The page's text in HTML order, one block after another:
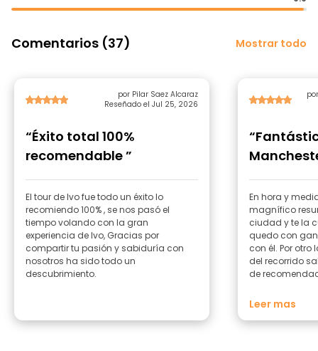
Comentarios (37) Mostrar todo
por Pilar Saez Alcaraz
Reseñado el Jul 25, 2026
“Éxito total 100%
recomendable ”
El tour de Ivo fue todo un éxito lo
recomiendo 100% , se nos pasó el
tiempo volando con la gran
experiencia de Ivo, Gracias por
compartir tu pasión y sabiduría con
nosotros ha sido todo un
descubrimiento.
En hora y
magnífico
ciudad y te la
quedo con
con él. Por
del recorrido
de
experiencia
Leer mas